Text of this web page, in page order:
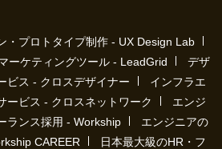
・プロトタイプ制作 - UX Design Lab
ーケティングツール - LeadGrid
デザ
ビス - クロスデザイナー
インフラエ
ービス - クロスネットワーク
エンジ
ランス採用 - Workship
エンジニアの
CAREER
日本最大級のHR・フ